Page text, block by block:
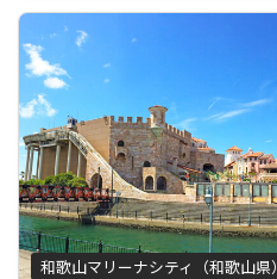
和歌山マリーナシティ（和歌山県）